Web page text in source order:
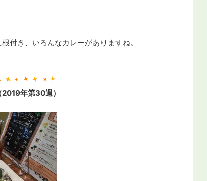
付き、いろんなカレーがありますね。
年第30週）